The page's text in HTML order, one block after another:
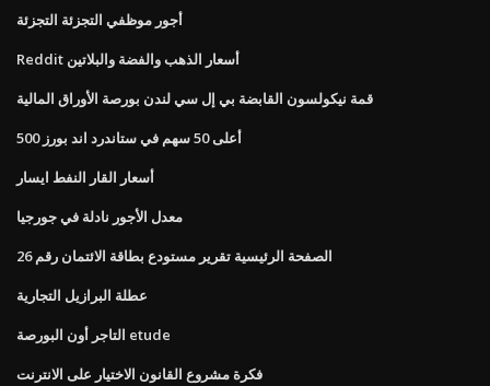
أجور موظفي التجزئة التجزئة
Reddit أسعار الذهب والفضة والبلاتين
قمة نيكولسون القابضة بي إل سي لندن بورصة الأوراق المالية
أعلى 50 سهم في ستاندرد اند بورز 500
أسعار القار النفط ايسار
معدل الأجور نادلة في جورجيا
الصفحة الرئيسية تقرير مستودع بطاقة الائتمان رقم 26
عطلة البرازيل التجارية
التاجر أون البورصة etude
فكرة مشروع القانون الاختيار على الانترنت